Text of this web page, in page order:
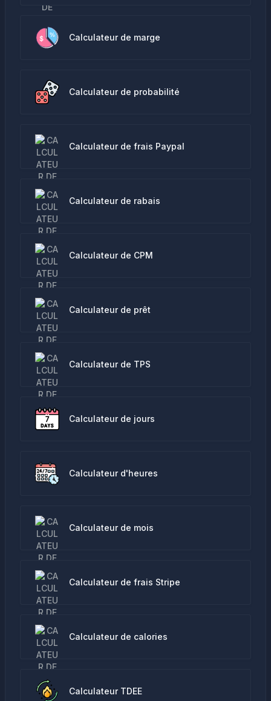
Calculateur de marge
Calculateur de probabilité
Calculateur de frais Paypal
Calculateur de rabais
Calculateur de CPM
Calculateur de prêt
Calculateur de TPS
Calculateur de jours
Calculateur d'heures
Calculateur de mois
Calculateur de frais Stripe
Calculateur de calories
Calculateur TDEE